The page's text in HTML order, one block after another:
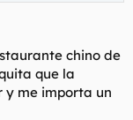
chino de
que la
y me importa un